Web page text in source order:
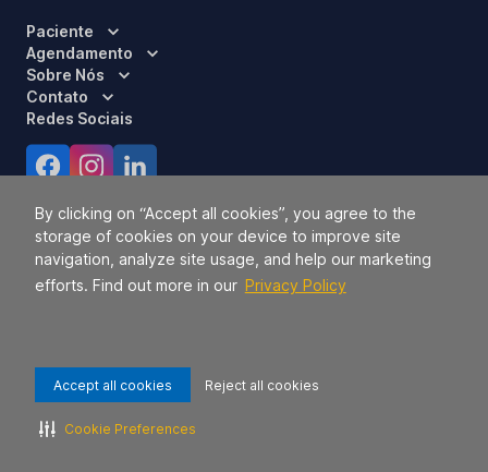
By clicking on “Accept all cookies”, you agree to the
storage of cookies on your device to improve site
navigation, analyze site usage, and help our marketing
efforts. Find out more in our Privacy Policy
Accept all cookies Reject all cookies
Cookie Preferences
Paciente
Agendamento
Sobre Nós
Contato
Redes Sociais
Responsável Técnico:Dra. Luci Mara Barbiero – CRM 120.433/SP
2026 TODOS OS DIREITOS RESERVADOS.